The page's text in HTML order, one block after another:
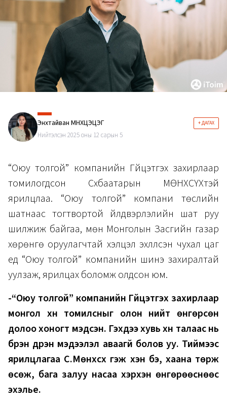
Энхтайван МӨНХЦЭЦЭГ + ДАГАХ
Нийтэлсэн 2025 оны 12 сарын 5
“Оюу толгой” компанийн Гүйцэтгэх захирлаар
томилогдсон Сүхбаатарын МӨНХСҮХтэй
ярилцлаа. “Оюу толгой” компани төслийн
шатнаас тогтвортой үйлдвэрлэлийн шат руу
шилжиж байгаа, мөн Монголын Засгийн газар
хөрөнгө оруулагчтай хэлцэл эхлүүлсэн чухал цаг
үед “Оюу толгой” компанийн шинэ захиралтай
уулзаж, ярилцах боломж олдсон юм.
-“Оюу толгой” компанийн Гүйцэтгэх захирлаар
монгол хүн томилсныг олон нийт өнгөрсөн
долоо хоногт мэдсэн. Гэхдээ хувь хүн талаас нь
бүрэн дүүрэн мэдээлэл аваагүй болов уу. Тиймээс
ярилцлагаа С.Мөнхсүх гэж хэн бэ, хаана төрж
өсөж, бага залуу насаа хэрхэн өнгөрөөснөөс
эхэлье.